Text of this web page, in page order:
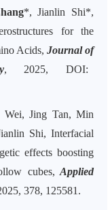
*, Jianlin Shi*,
for the
Acids, Journal of
, 2025, DOI:
Wei, Jing Tan, Min
Shi, Interfacial
effects boosting
cubes, Applied
378, 125581.